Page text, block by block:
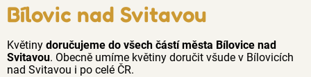
Bílovic nad Svitavou
Květiny doručujeme do všech částí města Bílovice nad
Svitavou. Obecně umíme květiny doručit všude v Bílovicích
nad Svitavou i po celé ČR.